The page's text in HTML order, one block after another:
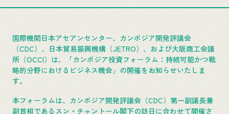
国際機関日本アセアンセンター、カンボジア開発評議会
（CDC）、日本貿易振興機構（JETRO）、および大阪商工会議
所（OCCI）は、「カンボジア投資フォーラム：持続可能かつ戦
略的分野におけるビジネス機会」の開催をお知らせいたしま
す。
本フォーラムは、カンボジア開発評議会（CDC）第一副議長兼
副首相であるスン・チャントール閣下の訪日に合わせて開催さ